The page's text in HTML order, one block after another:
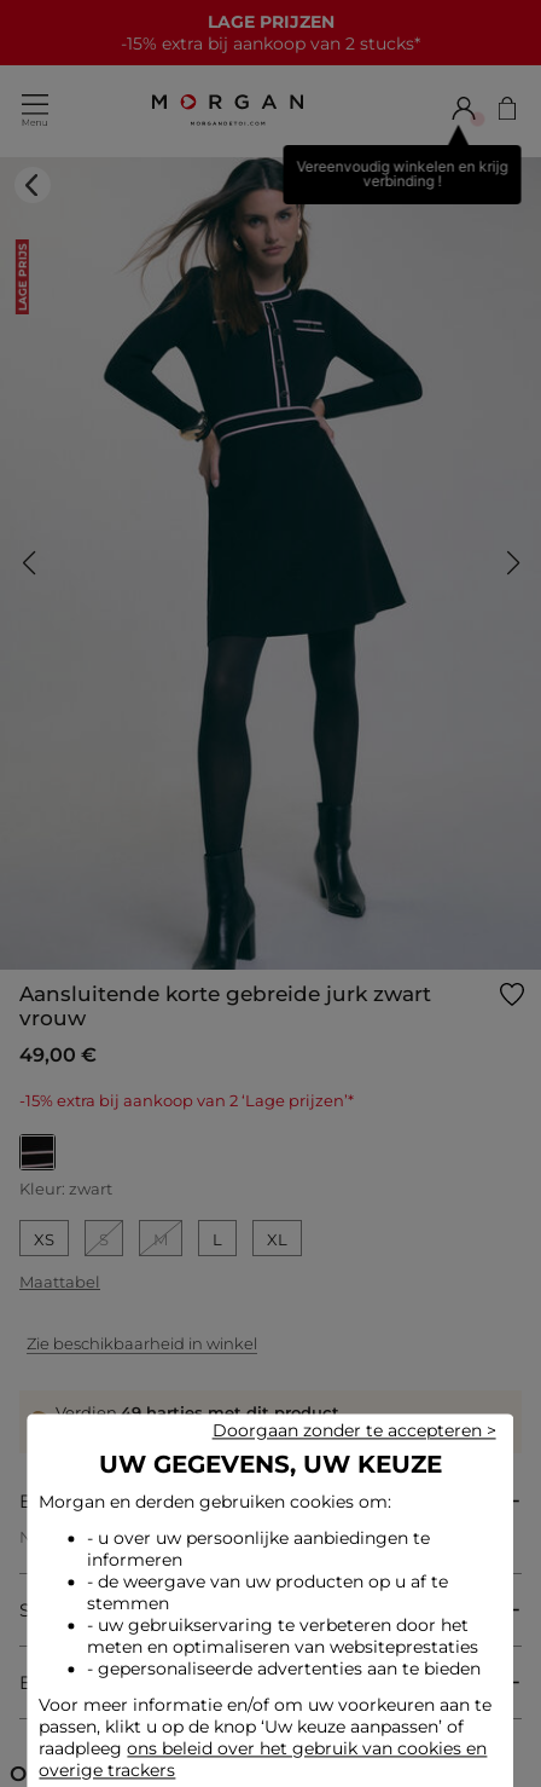
LAGE PRIJZEN
-15% extra bij aankoop van 2 stucks*
Vereenvoudig winkelen en krijg
verbinding !
LAGE PRIJS
Aansluitende korte gebreide jurk zwart
vrouw
49,00 €
-15% extra bij aankoop van 2 ‘Lage prijzen’*
geselecteerd
Kleur: zwart
XS S M L XL
Maattabel
Zie beschikbaarheid in winkel
Verdien49 hartjes met dit product
Beschrijving
Nauwsluitende pasvorm
Korte jurk
Ronde hals
Lange mouwen
Fijne breisels
Contrasterende banden aan de hals, taille en op de borst
Decoratieve knopen op de borst
Referentie: 32536301001920100 242-RMGOLD
Categorie :Rechte jurken vrouw
Kleur :Rechte jurken vrouw zwart
Samenstelling & onderhoud
Bezorging & Retourzending
Ontdek ook
UW GEGEVENS, UW KEUZE
Morgan en derden gebruiken cookies om:
- u over uw persoonlijke aanbiedingen te
informeren
- de weergave van uw producten op u af te
stemmen
- uw gebruikservaring te verbeteren door het
meten en optimaliseren van websiteprestaties
- gepersonaliseerde advertenties aan te bieden
Voor meer informatie en/of om uw voorkeuren aan te
passen, klikt u op de knop ‘Uw keuze aanpassen’ of
raadpleegons beleid over het gebruik van cookies en
overige trackers
Doorgaan zonder te accepteren >